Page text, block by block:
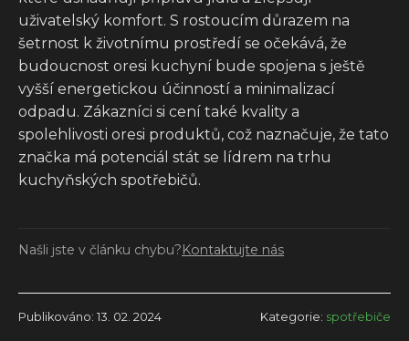
uživatelský komfort. S rostoucím důrazem na
šetrnost k životnímu prostředí se očekává, že
budoucnost oresi kuchyní bude spojena s ještě
vyšší energetickou účinností a minimalizací
odpadu. Zákazníci si cení také kvality a
spolehlivosti oresi produktů, což naznačuje, že tato
značka má potenciál stát se lídrem na trhu
kuchyňských spotřebičů.
Našli jste v článku chybu?Kontaktujte nás
Publikováno: 13. 02. 2024 Kategorie: spotřebiče